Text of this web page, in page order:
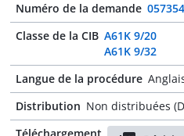
Numéro de la demande
Classe de la CIB A61K 9/20
A61K 9/32
Langue de la procédure
Distribution Non distribuées